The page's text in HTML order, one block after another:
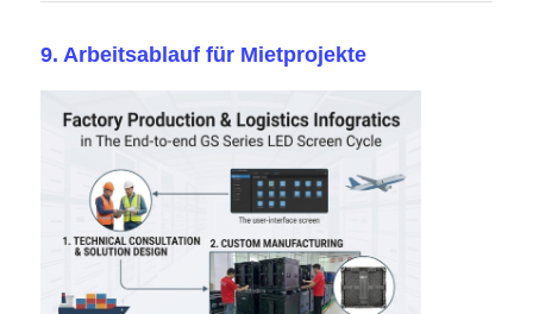
9. Arbeitsablauf für Mietprojekte